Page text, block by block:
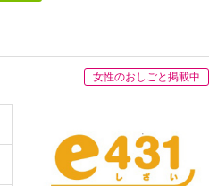
女性のおしごと掲載中